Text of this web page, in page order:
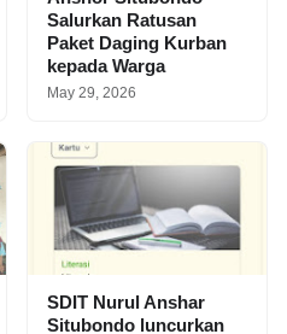
Salurkan Ratusan
Paket Daging Kurban
kepada Warga
May 29, 2026
SDIT Nurul Anshar
Situbondo luncurkan